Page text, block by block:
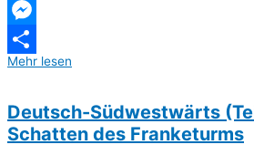
Telegram
Messenger
Teilen
Mehr lesen
Deutsch-Südwestwärts
Schatten des Franketurms